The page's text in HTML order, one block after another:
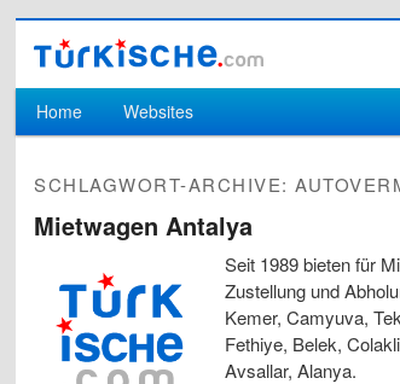
Hauptmenü
Zum Inhalt wechseln
Zum sekundären Inhalt wechseln
Home Websites
SCHLAGWORT-ARCHIVE:
Mietwagen Antalya
Seit 1989 bieten für
Zustellung und
Kemer, Camyuva,
Fethiye, Belek,
Avsallar, Alanya.